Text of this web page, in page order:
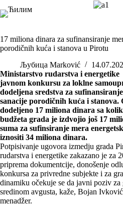
to
17 miliona dinara za sufinansiranje
porodičnih kuća i stanova u Pirotu
Љубица Marković
Ministarstvo rudarstva i
javnom konkursu za loklne
dodeljena sredstva za
sanacije porodičnih kuća i
dodeljeno 17 miliona dinara sa
budžeta grada je izdvojio još 17
suma za sufinsiranje mera
iznositi 34 miliona dinara.
Potpisivanje ugovora izmedju grada
rudarstva i energetike zakazano je za
priprema dokumentcije, donošenje
konkursa za privredne subjekte i za
dinamiku očekuje se da javni poziv za
sredinom avgusta, kaže, Bojan
menadžer.